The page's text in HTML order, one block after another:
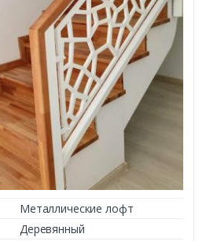
Металлические лофт
Деревянный